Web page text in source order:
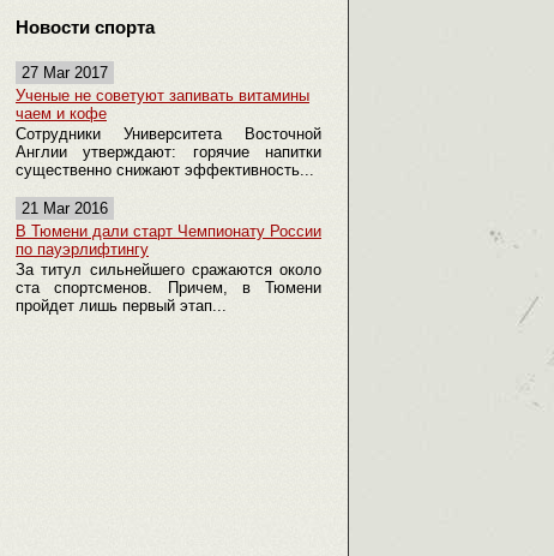
Новости спорта
27 Mar 2017
Ученые не советуют запивать витамины
чаем и кофе
Сотрудники Университета Восточной
Англии утверждают: горячие напитки
существенно снижают эффективность...
21 Mar 2016
В Тюмени дали старт Чемпионату России
по пауэрлифтингу
За титул сильнейшего сражаются около
ста спортсменов. Причем, в Тюмени
пройдет лишь первый этап...